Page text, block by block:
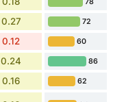
78
0.27 72
0.12 60
0.24 86
0.16 62